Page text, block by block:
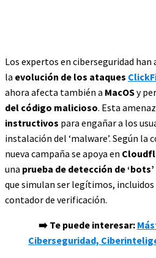
Los expertos en ciberseguridad
la evolución de los ataques
ahora afecta también a MacOSy
del código malicioso. Esta
instructivos para engañar a los
instalación del ‘malware’. Según la
nueva campaña se apoya en
una prueba de detección de ‘bots’
que simulan ser legítimos,
contador de verificación.
➡️ Te puede interesar:
Ciberseguridad,